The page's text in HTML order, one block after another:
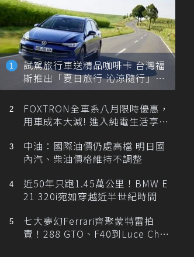
試駕旅行車送精品咖啡卡 台灣福
斯推出「夏日旅行 沁涼隨行」活
動
FOXTRON全車系八月限時優惠，
用車成本大減! 進入純電生活享
中油：國際油價仍處高檔 明日國
內汽、柴油價格維持不調整
近50年只跑1.45萬公里！BMW E
21 320i宛如穿越近半世紀時間
七大夢幻Ferrari齊聚蒙特雷拍
賣！288 GTO、F40到Luce Cha